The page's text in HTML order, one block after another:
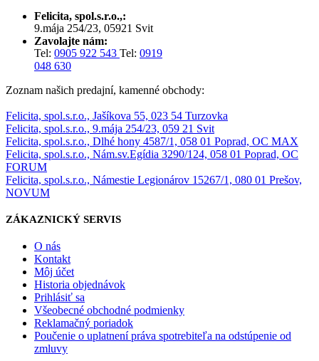
Felicita, spol.s.r.o.,:
9.mája 254/23, 05921 Svit
Zavolajte nám:
Tel: 0905 922 543 Tel: 0919
048 630
Zoznam našich predajní, kamenné obchody:
Felicita, spol.s.r.o., Jašíkova 55, 023 54 Turzovka
Felicita, spol.s.r.o., 9.mája 254/23, 059 21 Svit
Felicita, spol.s.r.o., Dlhé hony 4587/1, 058 01 Poprad, OC MAX
Felicita, spol.s.r.o., Nám.sv.Egídia 3290/124, 058 01 Poprad, OC
FORUM
Felicita, spol.s.r.o., Námestie Legionárov 15267/1, 080 01 Prešov,
NOVUM
ZÁKAZNICKÝ SERVIS
O nás
Kontakt
Môj účet
Historia objednávok
Prihlásiť sa
Všeobecné obchodné podmienky
Reklamačný poriadok
Poučenie o uplatnení práva spotrebiteľa na odstúpenie od
zmluvy